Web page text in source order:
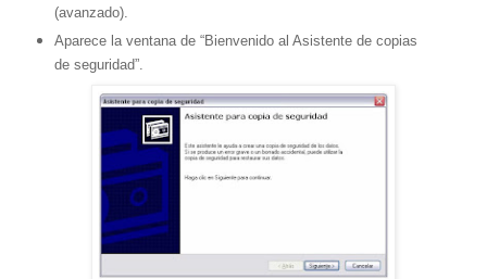
(avanzado).
Aparece la ventana de “Bienvenido al Asistente de copias
de seguridad”.